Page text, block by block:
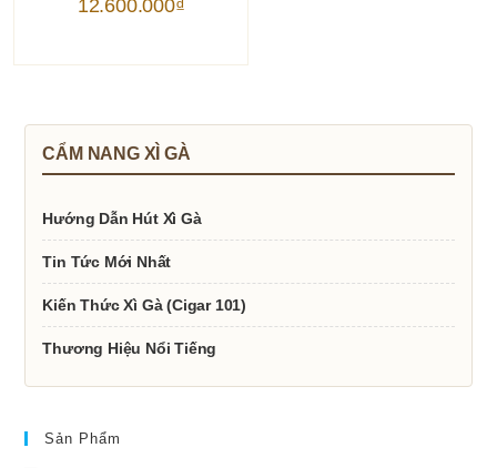
12.600.000₫
CẨM NANG XÌ GÀ
Hướng Dẫn Hút Xì Gà
Tin Tức Mới Nhất
Kiến Thức Xì Gà (Cigar 101)
Thương Hiệu Nổi Tiếng
Sản Phẩm